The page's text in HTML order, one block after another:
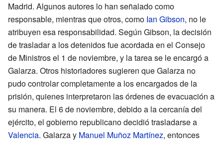
Madrid. Algunos autores lo han señalado como
responsable, mientras que otros, como Ian Gibson, no le
atribuyen esa responsabilidad. Según Gibson, la decisión
de trasladar a los detenidos fue acordada en el Consejo
de Ministros el 1 de noviembre, y la tarea se le encargó a
Galarza. Otros historiadores sugieren que Galarza no
pudo controlar completamente a los encargados de la
prisión, quienes interpretaron las órdenes de evacuación a
su manera. El 6 de noviembre, debido a la cercanía del
ejército, el gobierno republicano decidió trasladarse a
Valencia. Galarza y Manuel Muñoz Martínez, entonces